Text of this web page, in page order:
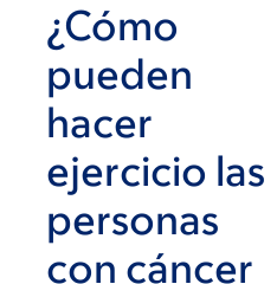
¿Cómo
pueden
hacer
ejercicio las
personas
con cáncer